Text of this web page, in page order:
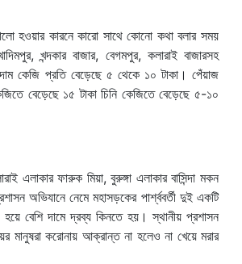
হওয়ার কারনে কারো সাথে কোনো কথা বলার সময়
খন্দকার বাজার, বেগমপুর, কলারাই বাজারসহ
কেজি প্রতি বেড়েছে ৫ থেকে ১০ টাকা। পেঁয়াজ
বেড়েছে ১৫ টাকা চিনি কেজিতে বেড়েছে ৫-১০
ফারুক মিয়া, বুরুঙ্গা এলাকার বাসিন্দা মকন
অভিযানে নেমে মহাসড়কের পার্শ্ববর্তী দুই একটি
বেশি দামে দ্রব্য কিনতে হয়। স্থানীয় প্রশাসন
মানুষরা করোনায় আক্রান্ত না হলেও না খেয়ে মরার